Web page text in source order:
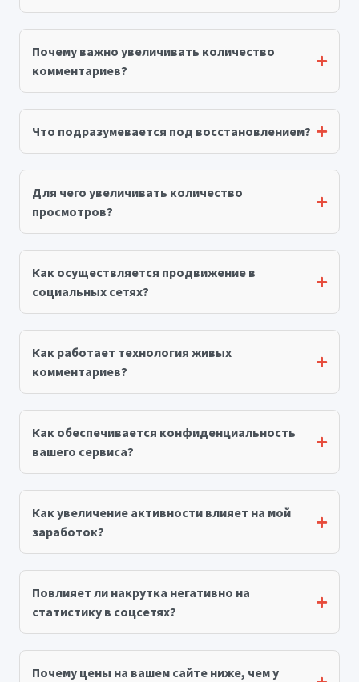
Почему важно увеличивать количество
комментариев?
Что подразумевается под восстановлением?
Для чего увеличивать количество
просмотров?
Как осуществляется продвижение в
социальных сетях?
Как работает технология живых
комментариев?
Как обеспечивается конфиденциальность
вашего сервиса?
Как увеличение активности влияет на мой
заработок?
Повлияет ли накрутка негативно на
статистику в соцсетях?
Почему цены на вашем сайте ниже, чем у